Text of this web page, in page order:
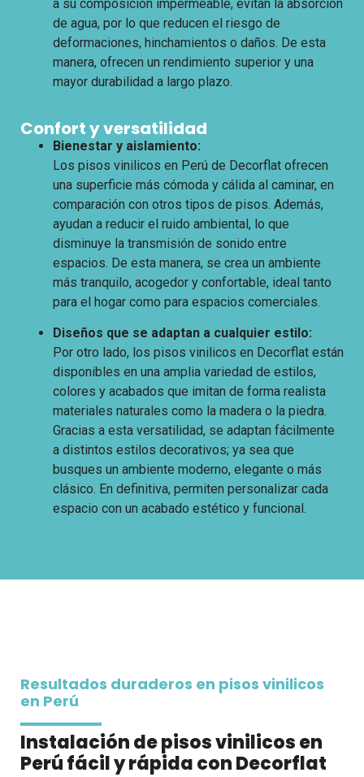
a su composición impermeable, evitan la absorción
de agua, por lo que reducen el riesgo de
deformaciones, hinchamientos o daños. De esta
manera, ofrecen un rendimiento superior y una
mayor durabilidad a largo plazo.
Confort y versatilidad
Bienestar y aislamiento:
Los pisos vinilicos en Perú de Decorflat ofrecen
una superficie más cómoda y cálida al caminar, en
comparación con otros tipos de pisos. Además,
ayudan a reducir el ruido ambiental, lo que
disminuye la transmisión de sonido entre
espacios. De esta manera, se crea un ambiente
más tranquilo, acogedor y confortable, ideal tanto
para el hogar como para espacios comerciales.
Diseños que se adaptan a cualquier estilo:
Por otro lado, los pisos vinilicos en Decorflat están
disponibles en una amplia variedad de estilos,
colores y acabados que imitan de forma realista
materiales naturales como la madera o la piedra.
Gracias a esta versatilidad, se adaptan fácilmente
a distintos estilos decorativos; ya sea que
busques un ambiente moderno, elegante o más
clásico. En definitiva, permiten personalizar cada
espacio con un acabado estético y funcional.
Resultados duraderos en pisos vinilicos
en Perú
Instalación de pisos vinilicos en
Perú fácil y rápida con Decorflat